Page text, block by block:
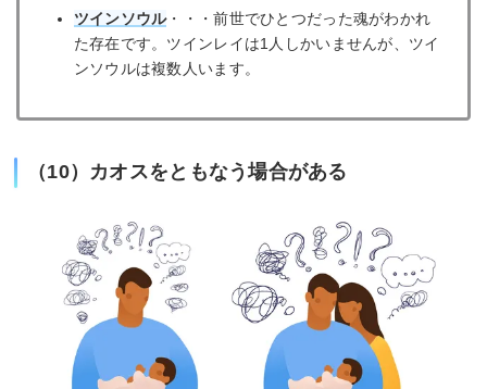
ツインソウル・・・前世でひとつだった魂がわかれ
た存在です。ツインレイは1人しかいませんが、ツイ
ンソウルは複数人います。
（10）カオスをともなう場合がある